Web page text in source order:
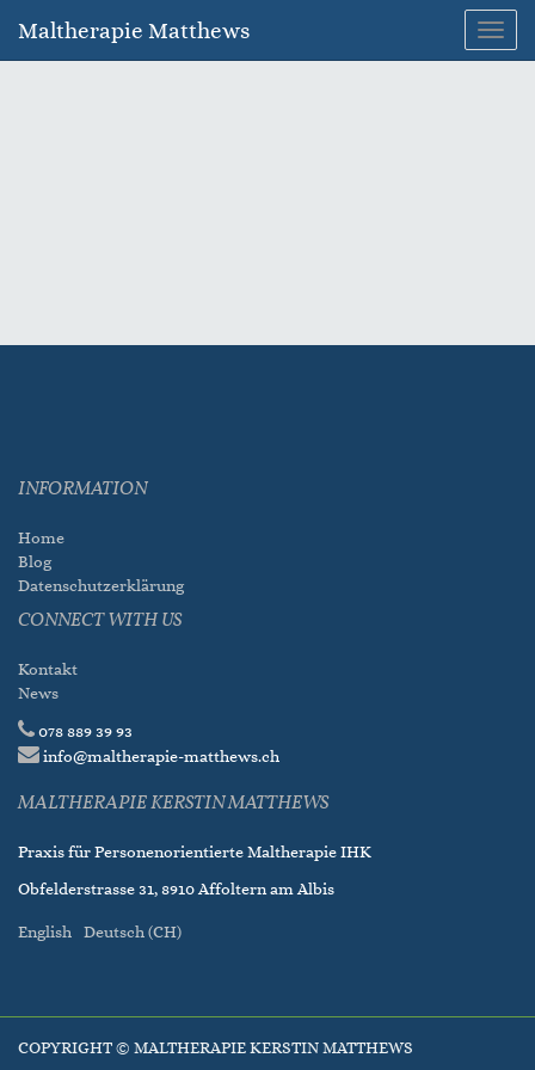
Maltherapie Matthews
INFORMATION
Home
Blog
Datenschutzerklärung
CONNECT WITH US
Kontakt
News
078 889 39 93
info@maltherapie-matthews.ch
MALTHERAPIE KERSTIN MATTHEWS
Praxis für Personenorientierte Maltherapie IHK
Obfelderstrasse 31, 8910 Affoltern am Albis
English Deutsch (CH)
COPYRIGHT © MALTHERAPIE KERSTIN MATTHEWS